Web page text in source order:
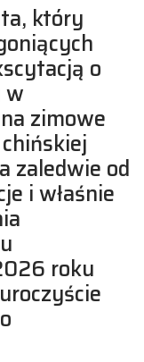
który
o
w
zimowe
zaledwie od
i właśnie
roku